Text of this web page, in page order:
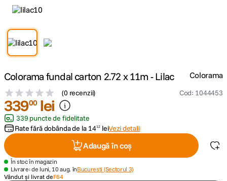
3. trepied telefon
5. lavaliera
6. canon sx740 hs
card memorie
8. sony fx
Colorama fundal carton 2.72 x 11m - Lilac
(0 recenzii) Cod: 1044453
Colorama
33900 lei
339 puncte de fidelitate
Rate fără dobânda de la 1412 leiVezi detalii
Adaugă în coș
În stoc în magazin
Livrare: de luni, 10 aug. înBucuresti (Sectorul 3)
Vândut și livrat deF64